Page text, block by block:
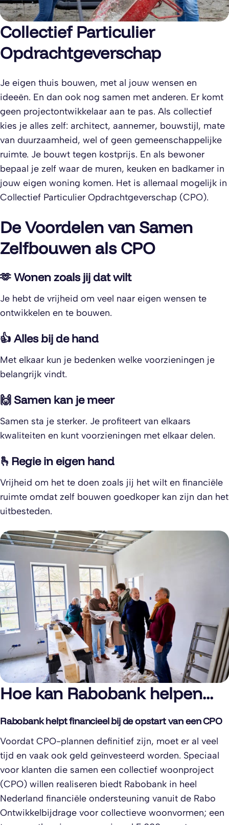
Collectief Particulier
Opdrachtgeverschap
Je eigen thuis bouwen, met al jouw wensen en
ideeën. En dan ook nog samen met anderen. Er komt
geen projectontwikkelaar aan te pas. Als collectief
kies je alles zelf: architect, aannemer, bouwstijl, mate
van duurzaamheid, wel of geen gemeenschappelijke
ruimte. Je bouwt tegen kostprijs. En als bewoner
bepaal je zelf waar de muren, keuken en badkamer in
jouw eigen woning komen. Het is allemaal mogelijk in
Collectief Particulier Opdrachtgeverschap (CPO).
De Voordelen van Samen
Zelfbouwen als CPO
🫶 Wonen zoals jij dat wilt
Je hebt de vrijheid om veel naar eigen wensen te
ontwikkelen en te bouwen.
👍 Alles bij de hand
Met elkaar kun je bedenken welke voorzieningen je
belangrijk vindt.
🙌 Samen kan je meer
Samen sta je sterker. Je profiteert van elkaars
kwaliteiten en kunt voorzieningen met elkaar delen.
🫰Regie in eigen hand
Vrijheid om het te doen zoals jij het wilt en financiële
ruimte omdat zelf bouwen goedkoper kan zijn dan het
uitbesteden.
Hoe kan Rabobank helpen...
Rabobank helpt financieel bij de opstart van een CPO
Voordat CPO-plannen definitief zijn, moet er al veel
tijd en vaak ook geld geïnvesteerd worden. Speciaal
voor klanten die samen een collectief woonproject
(CPO) willen realiseren biedt Rabobank in heel
Nederland financiële ondersteuning vanuit de Rabo
Ontwikkelbijdrage voor collectieve woonvormen; een